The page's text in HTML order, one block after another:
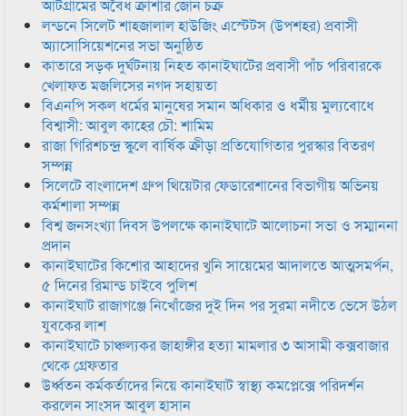
আটগ্রামের অবৈধ ক্রাশার জোন চক্র
লন্ডনে সিলেট শাহজালাল হাউজিং এস্টেটস (উপশহর) প্রবাসী
অ্যাসোসিয়েশনের সভা অনুষ্ঠিত
কাতারে সড়ক দুর্ঘটনায় নিহত কানাইঘাটের প্রবাসী পাঁচ পরিবারকে
খেলাফত মজলিসের নগদ সহায়তা
বিএনপি সকল ধর্মের মানুষের সমান অধিকার ও ধর্মীয় মুল্যবোধে
বিশ্বাসী: আবুল কাহের চৌ: শামিম
রাজা গিরিশচন্দ্র স্কুলে বার্ষিক ক্রীড়া প্রতিযোগিতার পুরস্কার বিতরণ
সম্পন্ন
সিলেটে বাংলাদেশ গ্রুপ থিয়েটার ফেডারেশানের বিভাগীয় অভিনয়
কর্মশালা সম্পন্ন
বিশ্ব জনসংখ্যা দিবস উপলক্ষে কানাইঘাটে আলোচনা সভা ও সম্মাননা
প্রদান
কানাইঘাটের কিশোর আহাদের খুনি সায়েমের আদালতে আত্মসমর্পন,
৫ দিনের রিমান্ড চাইবে পুলিশ
কানাইঘাট রাজাগঞ্জে নিখোঁজের দুই দিন পর সুরমা নদীতে ভেসে উঠল
যুবকের লাশ
কানাইঘাটে চাঞ্চল্যকর জাহাঙ্গীর হত্যা মামলার ৩ আসামী কক্সবাজার
থেকে গ্রেফতার
উর্ধ্বতন কর্মকর্তাদের নিয়ে কানাইঘাট স্বাস্থ্য কমপ্লেক্সে পরিদর্শন
করলেন সাংসদ আবুল হাসান